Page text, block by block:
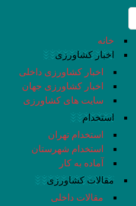
خانه
اخبار کشاورزی
اخبار کشاورزی داخلی
اخبار کشاورزی جهان
سایت های کشاورزی
استخدام
استخدام تهران
استخدام شهرستان
آماده به کار
مقالات کشاورزی
مقالات داخلی